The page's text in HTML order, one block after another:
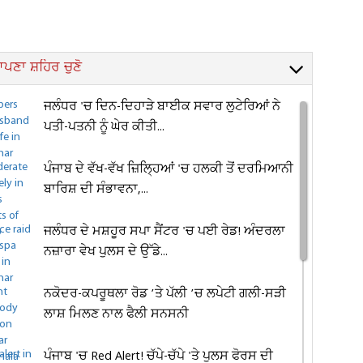
ਸ਼ਹਿਰ ਚੁਣੋ
ਜਲੰਧਰ 'ਚ ਦਿਨ-ਦਿਹਾੜੇ ਬਾਈਕ ਸਵਾਰ ਲੁਟੇਰਿਆਂ ਨੇ
ਪਤੀ-ਪਤਨੀ ਨੂੰ ਘੇਰ ਕੀਤੀ...
ਪੰਜਾਬ ਦੇ ਵੱਖ-ਵੱਖ ਜ਼ਿਲ੍ਹਿਆਂ 'ਚ ਹਲਕੀ ਤੋਂ ਦਰਮਿਆਨੀ
ਬਾਰਿਸ਼ ਦੀ ਸੰਭਾਵਨਾ,...
ਜਲੰਧਰ ਦੇ ਮਸ਼ਹੂਰ ਸਪਾ ਸੈਂਟਰ 'ਚ ਪਈ ਰੇਡ! ਅੰਦਰਲਾ
ਨਜ਼ਾਰਾ ਵੇਖ ਪੁਲਸ ਦੇ ਉੱਡੇ...
ਨਕੋਦਰ-ਕਪਰੂਥਲਾ ਰੋਡ ’ਤੇ ਪੱਲੀ ’ਚ ਲਪੇਟੀ ਗਲੀ-ਸੜੀ
ਲਾਸ਼ ਮਿਲਣ ਨਾਲ ਫੈਲੀ ਸਨਸਨੀ
ਪੰਜਾਬ 'ਚ Red Alert! ਚੱਪੇ-ਚੱਪੇ 'ਤੇ ਪੁਲਸ ਫੋਰਸ ਦੀ